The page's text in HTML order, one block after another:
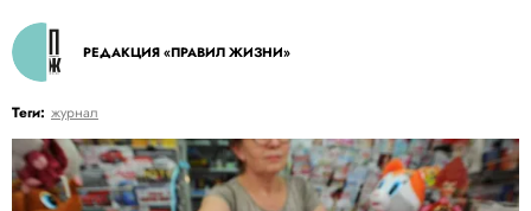
РЕДАКЦИЯ «ПРАВИЛ ЖИЗНИ»
Теги: журнал